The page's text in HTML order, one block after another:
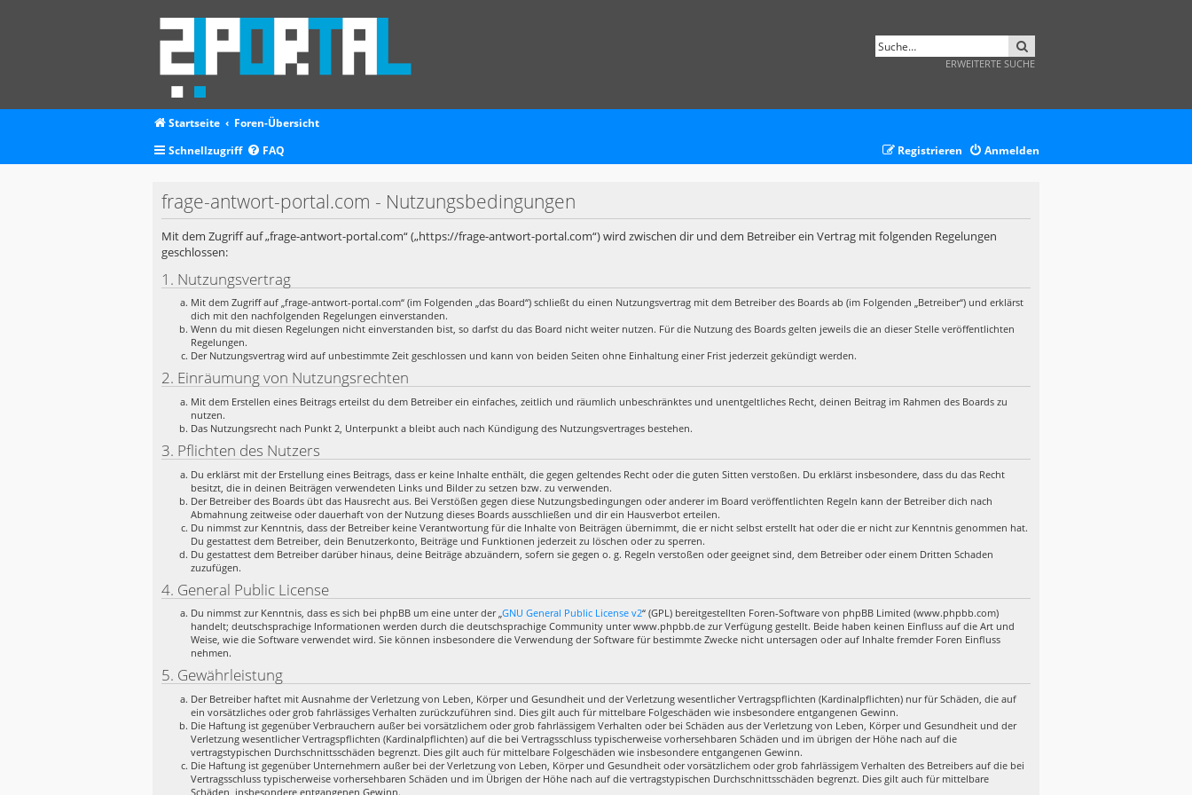
ERWEITERTE SUCHE
Startseite
Foren-Übersicht
Schnellzugriff
FAQ Anmelden
Registrieren
frage-antwort-portal.com - Nutzungsbedingungen
Mit dem Zugriff auf „frage-antwort-portal.com“ („https://frage-antwort-portal.com“) wird zwischen dir und dem Betreiber ein Vertrag mit folgenden Regelungen
geschlossen:
1. Nutzungsvertrag
Mit dem Zugriff auf „frage-antwort-portal.com“ (im Folgenden „das Board“) schließt du einen Nutzungsvertrag mit dem Betreiber des Boards ab (im Folgenden „Betreiber“) und erklärst
dich mit den nachfolgenden Regelungen einverstanden.
Wenn du mit diesen Regelungen nicht einverstanden bist, so darfst du das Board nicht weiter nutzen. Für die Nutzung des Boards gelten jeweils die an dieser Stelle veröffentlichten
Regelungen.
Der Nutzungsvertrag wird auf unbestimmte Zeit geschlossen und kann von beiden Seiten ohne Einhaltung einer Frist jederzeit gekündigt werden.
2. Einräumung von Nutzungsrechten
Mit dem Erstellen eines Beitrags erteilst du dem Betreiber ein einfaches, zeitlich und räumlich unbeschränktes und unentgeltliches Recht, deinen Beitrag im Rahmen des Boards zu
nutzen.
Das Nutzungsrecht nach Punkt 2, Unterpunkt a bleibt auch nach Kündigung des Nutzungsvertrages bestehen.
3. Pflichten des Nutzers
Du erklärst mit der Erstellung eines Beitrags, dass er keine Inhalte enthält, die gegen geltendes Recht oder die guten Sitten verstoßen. Du erklärst insbesondere, dass du das Recht
besitzt, die in deinen Beiträgen verwendeten Links und Bilder zu setzen bzw. zu verwenden.
Der Betreiber des Boards übt das Hausrecht aus. Bei Verstößen gegen diese Nutzungsbedingungen oder anderer im Board veröffentlichten Regeln kann der Betreiber dich nach
Abmahnung zeitweise oder dauerhaft von der Nutzung dieses Boards ausschließen und dir ein Hausverbot erteilen.
Du nimmst zur Kenntnis, dass der Betreiber keine Verantwortung für die Inhalte von Beiträgen übernimmt, die er nicht selbst erstellt hat oder die er nicht zur Kenntnis genommen hat.
Du gestattest dem Betreiber, dein Benutzerkonto, Beiträge und Funktionen jederzeit zu löschen oder zu sperren.
Du gestattest dem Betreiber darüber hinaus, deine Beiträge abzuändern, sofern sie gegen o. g. Regeln verstoßen oder geeignet sind, dem Betreiber oder einem Dritten Schaden
zuzufügen.
4. General Public License
Du nimmst zur Kenntnis, dass es sich bei phpBB um eine unter der „GNU General Public License v2“ (GPL) bereitgestellten Foren-Software von phpBB Limited (www.phpbb.com)
handelt; deutschsprachige Informationen werden durch die deutschsprachige Community unter www.phpbb.de zur Verfügung gestellt. Beide haben keinen Einfluss auf die Art und
Weise, wie die Software verwendet wird. Sie können insbesondere die Verwendung der Software für bestimmte Zwecke nicht untersagen oder auf Inhalte fremder Foren Einfluss
nehmen.
5. Gewährleistung
Der Betreiber haftet mit Ausnahme der Verletzung von Leben, Körper und Gesundheit und der Verletzung wesentlicher Vertragspflichten (Kardinalpflichten) nur für Schäden, die auf
ein vorsätzliches oder grob fahrlässiges Verhalten zurückzuführen sind. Dies gilt auch für mittelbare Folgeschäden wie insbesondere entgangenen Gewinn.
Die Haftung ist gegenüber Verbrauchern außer bei vorsätzlichem oder grob fahrlässigem Verhalten oder bei Schäden aus der Verletzung von Leben, Körper und Gesundheit und der
Verletzung wesentlicher Vertragspflichten (Kardinalpflichten) auf die bei Vertragsschluss typischerweise vorhersehbaren Schäden und im übrigen der Höhe nach auf die
vertragstypischen Durchschnittsschäden begrenzt. Dies gilt auch für mittelbare Folgeschäden wie insbesondere entgangenen Gewinn.
Die Haftung ist gegenüber Unternehmern außer bei der Verletzung von Leben, Körper und Gesundheit oder vorsätzlichem oder grob fahrlässigem Verhalten des Betreibers auf die bei
Vertragsschluss typischerweise vorhersehbaren Schäden und im Übrigen der Höhe nach auf die vertragstypischen Durchschnittsschäden begrenzt. Dies gilt auch für mittelbare
Schäden, insbesondere entgangenen Gewinn.